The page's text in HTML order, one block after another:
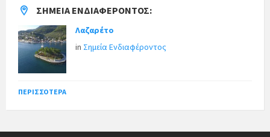
ΣΗΜΕΊΑ ΕΝΔΙΑΦΈΡΟΝΤΟΣ:
Λαζαρέτο
in Σημεία Ενδιαφέροντος
ΠΕΡΙΣΣΌΤΕΡΑ